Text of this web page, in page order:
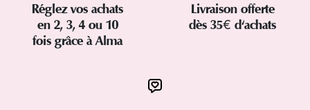
Réglez vos achats
en 2, 3, 4 ou 10
fois grâce à Alma
Livraison offerte
dès 35€ d'achats